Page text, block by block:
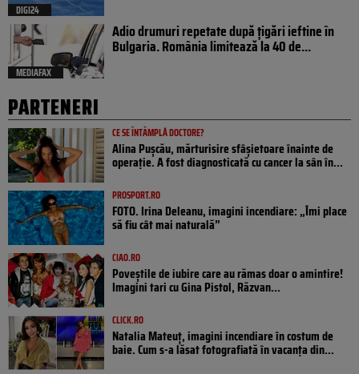
DIGI24
MEDIAFAX
Adio drumuri repetate după țigări ieftine în
Bulgaria. România limitează la 40 de...
PARTENERI
CE SE ÎNTÂMPLĂ DOCTORE?
Alina Pușcău, mărturisire sfâșietoare înainte de
operație. A fost diagnosticată cu cancer la sân în...
PROSPORT.RO
FOTO. Irina Deleanu, imagini incendiare: „Îmi place
să fiu cât mai naturală”
CIAO.RO
Poveştile de iubire care au rămas doar o amintire!
Imagini tari cu Gina Pistol, Răzvan...
CLICK.RO
Natalia Mateuț, imagini incendiare în costum de
baie. Cum s-a lăsat fotografiată în vacanța din...